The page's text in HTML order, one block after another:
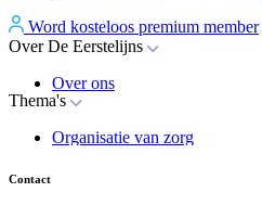
Word kosteloos premium member
Over De Eerstelijns
Over ons
Nieuws
Whitepapers
Thema's
Organisatie van zorg
Contact